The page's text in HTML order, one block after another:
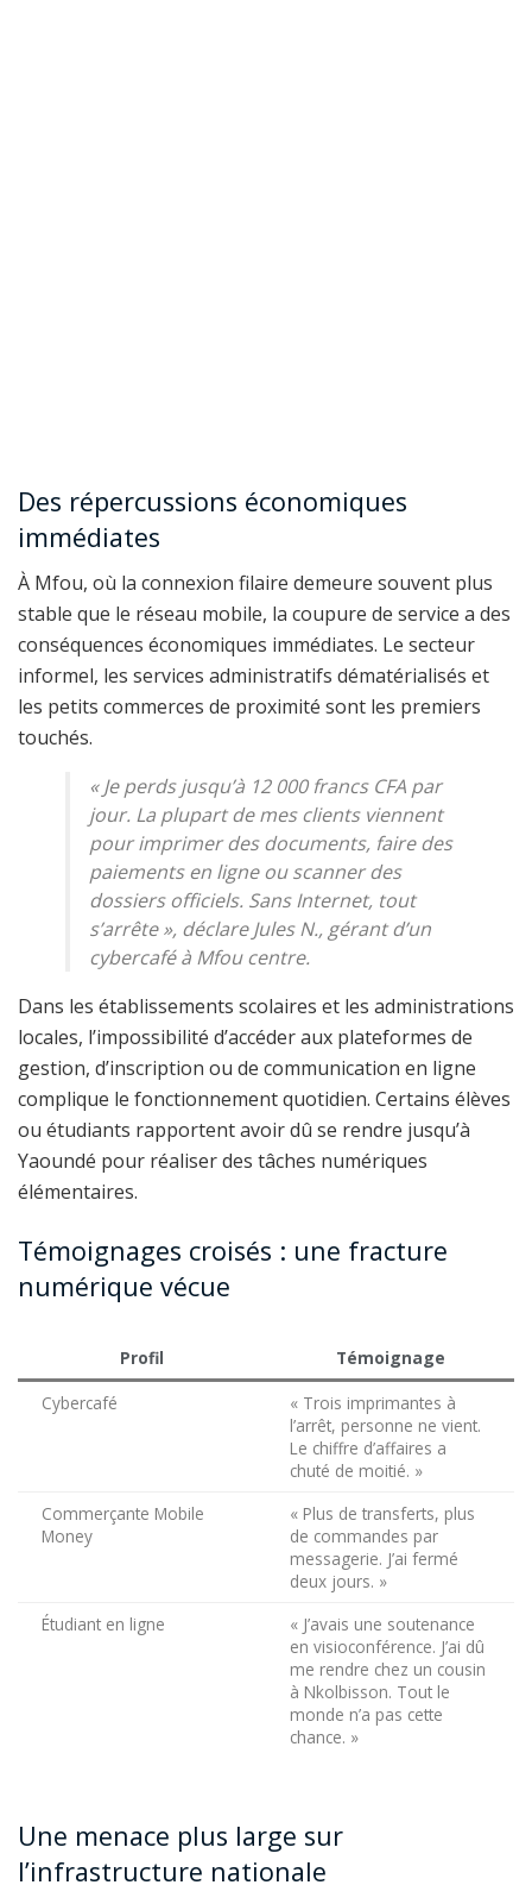
Des répercussions économiques
immédiates
À Mfou, où la connexion filaire demeure souvent plus
stable que le réseau mobile, la coupure de service a des
conséquences économiques immédiates. Le secteur
informel, les services administratifs dématérialisés et
les petits commerces de proximité sont les premiers
touchés.
«Je perds jusqu’à 12 000 francs CFA par
jour. La plupart de mes clients viennent
pour imprimer des documents, faire des
paiements en ligne ou scanner des
dossiers officiels. Sans Internet, tout
s’arrête», déclare Jules N., gérant d’un
cybercafé à Mfou centre.
Dans les établissements scolaires et les administrations
locales, l’impossibilité d’accéder aux plateformes de
gestion, d’inscription ou de communication en ligne
complique le fonctionnement quotidien. Certains élèves
ou étudiants rapportent avoir dû se rendre jusqu’à
Yaoundé pour réaliser des tâches numériques
élémentaires.
Témoignages croisés : une fracture
numérique vécue
Profil
Témoignage
Cybercafé
« Trois imprimantes à
l’arrêt, personne ne vient.
Le chiffre d’affaires a
chuté de moitié. »
Commerçante Mobile
Money
« Plus de transferts, plus
de commandes par
messagerie. J’ai fermé
deux jours. »
Étudiant en ligne
« J’avais une soutenance
en visioconférence. J’ai dû
me rendre chez un cousin
à Nkolbisson. Tout le
monde n’a pas cette
chance. »
Une menace plus large sur
l’infrastructure nationale